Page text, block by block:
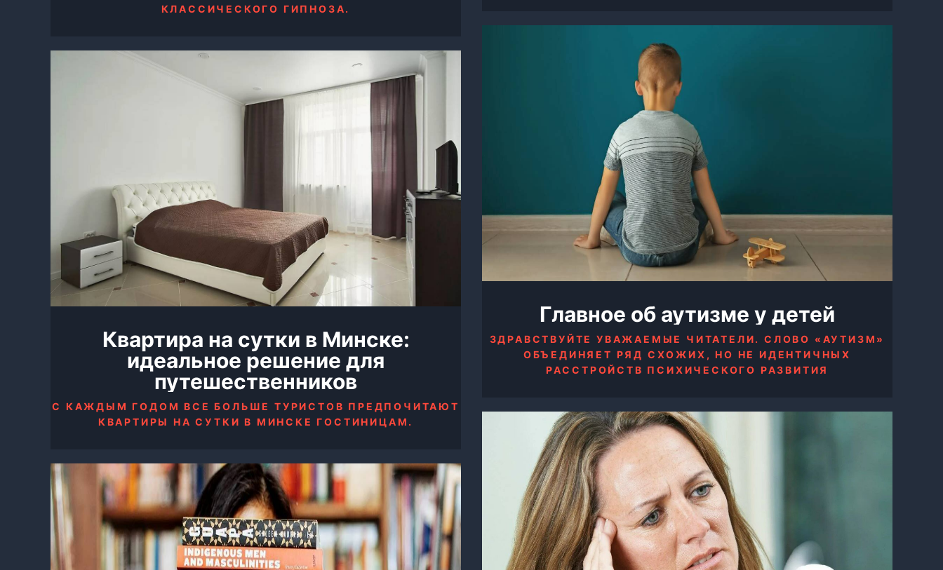
КЛАССИЧЕСКОГО ГИПНОЗА.
Главное об аутизме у детей
ЗДРАВСТВУЙТЕ УВАЖАЕМЫЕ ЧИТАТЕЛИ. СЛОВО «АУТИЗМ»
ОБЪЕДИНЯЕТ РЯД СХОЖИХ, НО НЕ ИДЕНТИЧНЫХ
РАССТРОЙСТВ ПСИХИЧЕСКОГО РАЗВИТИЯ
Квартира на сутки в Минске:
идеальное решение для
путешественников
С КАЖДЫМ ГОДОМ ВСЕ БОЛЬШЕ ТУРИСТОВ ПРЕДПОЧИТАЮТ
КВАРТИРЫ НА СУТКИ В МИНСКЕ ГОСТИНИЦАМ.